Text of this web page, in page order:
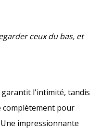
ceux du bas, et
l'intimité, tandis
complètement pour
impressionnante